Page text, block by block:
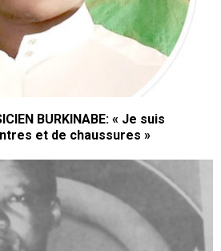
BURKINABE: « Je suis
et de chaussures »